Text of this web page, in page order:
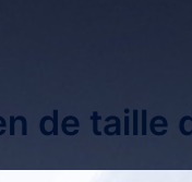
de taille